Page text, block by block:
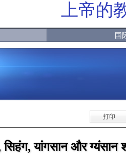
上帝的
国
打印
सिहंग, यांगसान और